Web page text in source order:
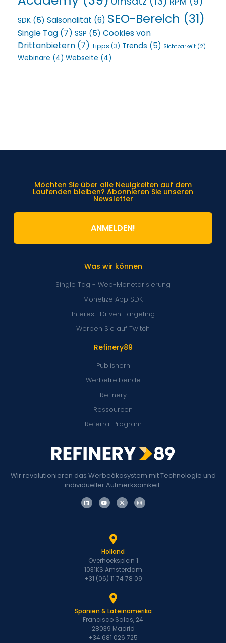
SDK (5) Saisonalität (6) SEO-Bereich (31)
Single Tag (7) SSP (5) Cookies von
Drittanbietern (7) Tipps (3) Trends (5) Sichtbarkeit (2)
Webinare (4) Webseite (4)
Wir revolutionieren das Werbeökosystem mit Technologie und
individueller Aufmerksamkeit.
Refinery89
Publishern
Werbetreibende
Refinery
Ressourcen
Referral Program
Was wir können
Single Tag - Web-Monetarisierung
Monetize App SDK
Interest-Driven Targeting
Werben Sie auf Twitch
Möchten Sie über alle Neuigkeiten auf dem
Laufenden bleiben? Abonnieren Sie unseren
Newsletter
ANMELDEN!
Holland
Overhoeksplein 1
1031KS Amsterdam
+31 (06) 11 74 78 09
Spanien & Lateinamerika
Francisco Salas, 24
28039 Madrid
+34 681 026 725